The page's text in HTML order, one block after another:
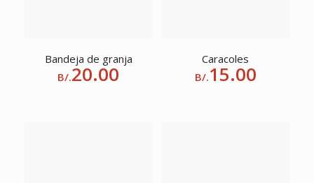
Bandeja de granja
B/.20.00
Caracoles
B/.15.00